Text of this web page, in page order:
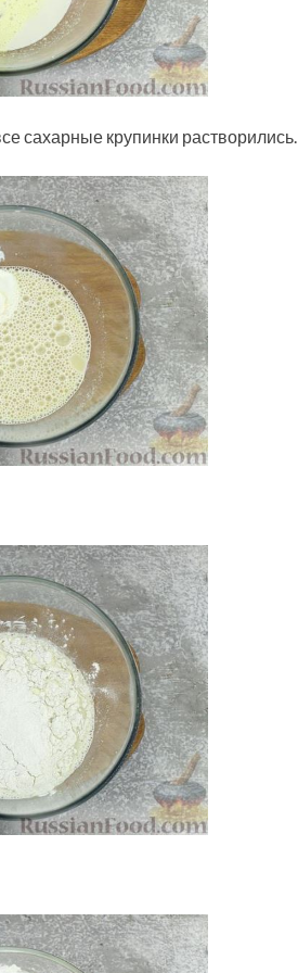
сахарные крупинки растворились.